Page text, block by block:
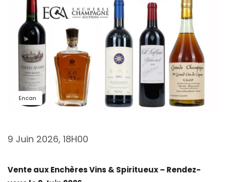
Encan
9 Juin 2026, 18H00
Vente aux Enchères Vins & Spiritueux – Rendez-